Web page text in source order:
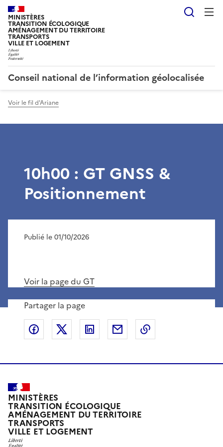
MINISTÈRES
TRANSITION ÉCOLOGIQUE
AMÉNAGEMENT DU TERRITOIRE
TRANSPORTS
VILLE ET LOGEMENT
Conseil national de l’information géolocalisée
Voir le fil d'Ariane
10h00 : GT GNSS &
Positionnement
Publié le 01/10/2026
Voir la page du GT
Partager la page
Partager sur Facebook
Partager sur XPartager sur LinkedIn
Partager par email
MINISTÈRES
TRANSITION ÉCOLOGIQUE
AMÉNAGEMENT DU TERRITOIRE
TRANSPORTS
VILLE ET LOGEMENT